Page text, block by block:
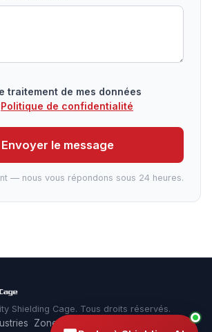
traitement de mes données
Politique de confidentialité
Envoyer le message
— nous vous répondons sous 24 heures.
Shielding Cage. Tous droits réservés.
Zones de
Site